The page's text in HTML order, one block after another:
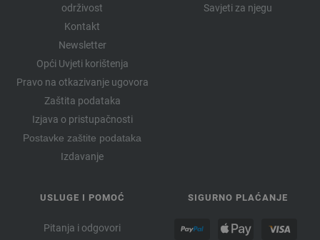
održivost
Kontakt
Newsletter
Opći Uvjeti korištenja
Pravo na otkazivanje ugovora
Zaštita podataka
Izjava o pristupačnosti
Postavke zaštite podataka
Izdavanje
Savjeti za njegu
USLUGE I POMOĆ
Pitanja i odgovori
SIGURNO PLAĆANJE